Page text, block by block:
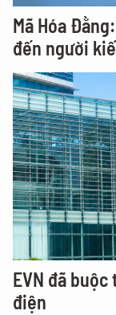
Mã Hóa
đến người
EVN đã
điện